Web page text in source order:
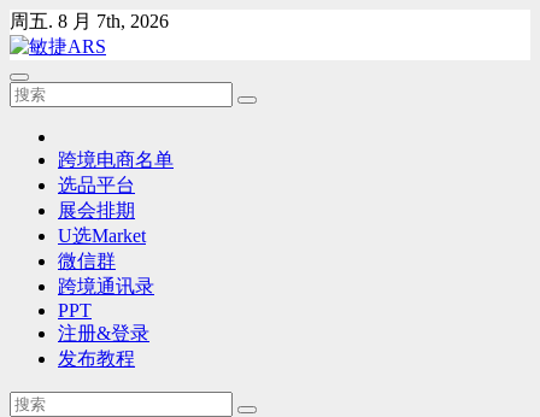
Skip
to
content
周五. 8 月 7th, 2026
跨境电商名单
选品平台
展会排期
U选Market
微信群
跨境通讯录
PPT
注册&登录
发布教程